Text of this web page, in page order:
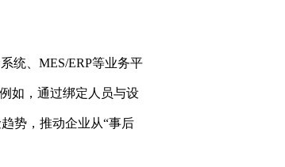
统、MES/ERP等业务平
如，通过绑定人员与设
势，推动企业从“事后